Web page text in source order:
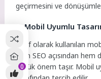
geçirmesini ve
2. Mobil Uyumlu
Aktif olarak kullanılan
hem SEO açısından hem
büyük önem taşır. Mobil
0